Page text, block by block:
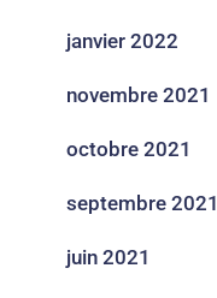
janvier 2022
novembre 2021
octobre 2021
septembre 2021
juin 2021